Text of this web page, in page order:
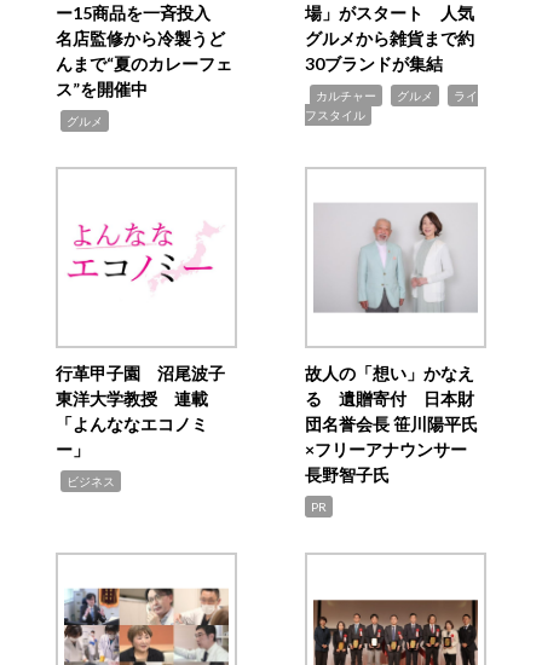
ー15商品を一斉投入
名店監修から冷製うど
んまで“夏のカレーフェ
ス”を開催中
グルメ
場」がスタート 人気
グルメから雑貨まで約
30ブランドが集結
カルチャー グルメ
ライ
フスタイル
行革甲子園 沼尾波子
東洋大学教授 連載
「よんななエコノミ
ー」
ビジネス
故人の「想い」かなえ
る 遺贈寄付 日本財
団名誉会長 笹川陽平氏
×フリーアナウンサー
長野智子氏
PR